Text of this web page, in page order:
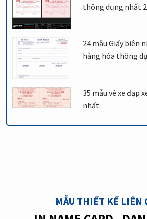
thông dụng nhất
24 mẫu Giấy biên
hàng hóa thông
35 mẫu vé xe đạp
nhất
MẪU THIẾT KẾ LIÊN